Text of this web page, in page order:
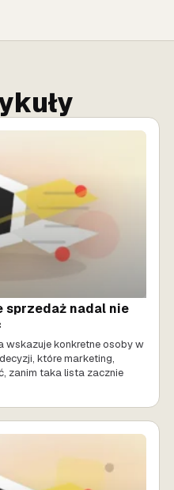
sprzedaż nadal nie
wskazuje konkretne osoby w
które marketing,
zanim taka lista zacznie